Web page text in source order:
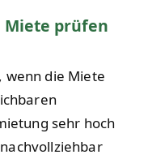
Miete prüfen
wenn die Miete
sehr hoch